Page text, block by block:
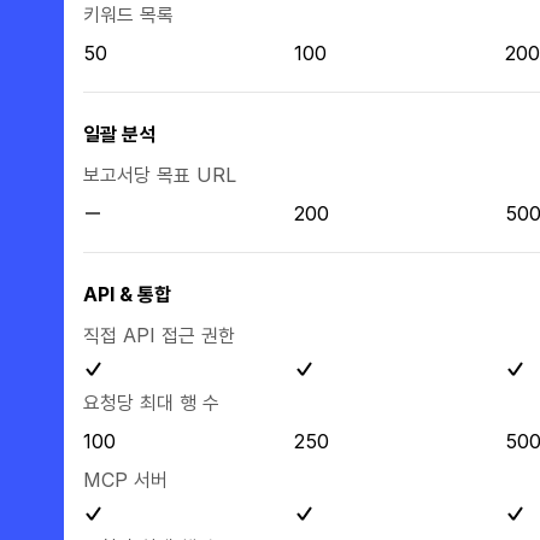
키워드 목록
50
100 200
일괄 분석
보고서당 목표 URL
200
500
API & 통합
직접 API 접근 권한
요청당 최대 행 수
100
250
500
MCP 서버